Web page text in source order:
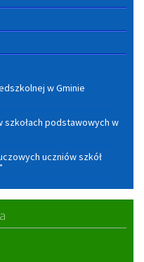
w Gminie
szkołach podstawowych w
uczniów szkół